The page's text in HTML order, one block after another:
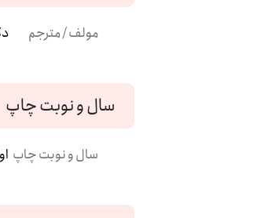
مولف / مترجم
سال و نوبت چاپ
سال و نوبت چاپ